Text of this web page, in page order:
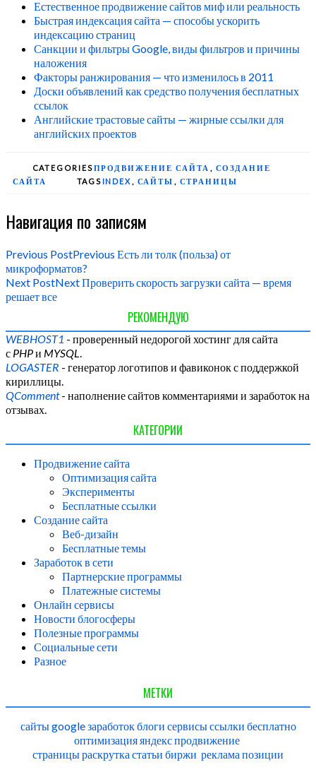
Естественное продвижение сайтов миф или реальность
Быстрая индексация сайта — способы ускорить
индексацию страниц
Санкции и фильтры Google, виды фильтров и причины
наложения
Факторы ранжирования — что изменилось в 2011
Доски объявлений как средство получения бесплатных
ссылок
Английские трастовые сайты — жирные ссылки для
английских проектов
CATEGORIESПРОДВИЖЕНИЕ САЙТА
СОЗДАНИЕ
САЙТА
TAGSINDEX САЙТЫ СТРАНИЦЫ
Навигация по записям
Previous PostPrevious Есть ли толк (польза) от
микроформатов?
Next PostNextПроверить скорость загрузки сайта — время
решает все
РЕКОМЕНДУЮ
WEBHOST1 - проверенный недорогой хостинг для сайта
с PHPи MYSQL.
LOGASTER - генератор логотипов и фавиконок с поддержкой
кириллицы.
QComment- наполнение сайтов комментариями и заработок на
отзывах.
КАТЕГОРИИ
Продвижение сайта
Оптимизация сайта
Эксперименты
Бесплатные ссылки
Создание сайта
Веб-дизайн
Бесплатные темы
Заработок в сети
Партнерские программы
Платежные системы
Онлайн сервисы
Новости блогосферы
Полезные программы
Социальные сети
Разное
МЕТКИ
сайтыgoogleзаработокблоги сервисыссылки бесплатно
оптимизацияяндекспродвижение
страницыраскрутка статьи биржи реклама позиции